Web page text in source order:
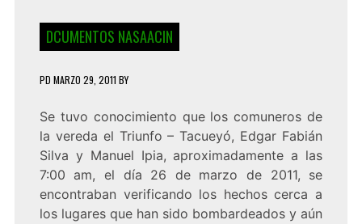
DCUMENTOS NASAACIN
PD MARZO 29, 2011 BY
Se tuvo conocimiento que los comuneros de
la vereda el Triunfo – Tacueyó, Edgar Fabián
Silva y Manuel Ipia, aproximadamente a las
7:00 am, el día 26 de marzo de 2011, se
encontraban verificando los hechos cerca a
los lugares que han sido bombardeados y aún